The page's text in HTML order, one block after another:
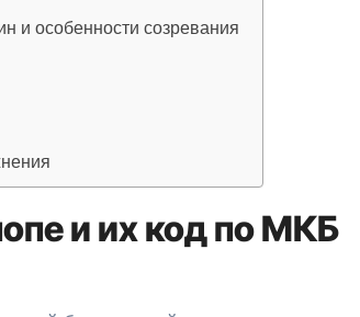
и особенности созревания
и их код по МКБ